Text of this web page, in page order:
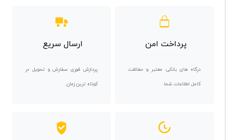
پرداخت امن
درگاه های بانکی معتبر و حفاظت
کامل اطلاعات شما.
ارسال سریع
پردازش فوری سفارش و تحویل در
کوتاه ترین زمان.